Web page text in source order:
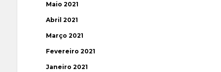
Maio 2021
Abril 2021
Março 2021
Fevereiro 2021
Janeiro 2021